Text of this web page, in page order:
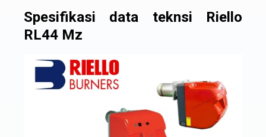
Spesifikasi data teknsi Riello
RL44 Mz